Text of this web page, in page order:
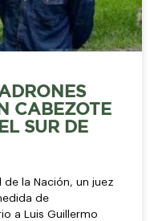
CABEZOTE
SUR DE
de la Nación, un juez
de
a Luis Guillermo